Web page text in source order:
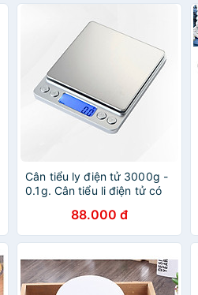
Cân tiểu ly điện tử 3000g -
0.1g. Cân tiểu li điện tử có
88.000 đ